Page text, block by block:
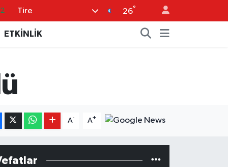
Tire 26°
ETKİNLİK
A- A+